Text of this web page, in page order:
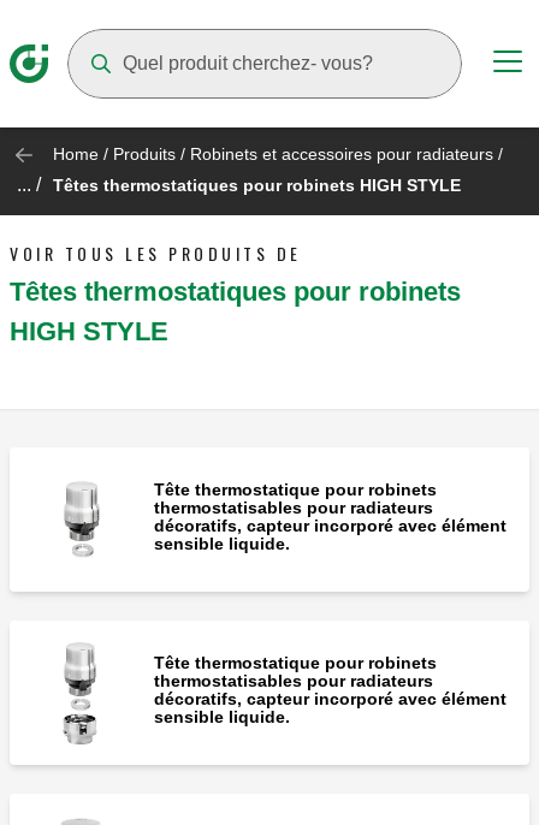
Home / Produits / Robinets et accessoires pour radiateurs /
... / Têtes thermostatiques pour robinets HIGH STYLE
VOIR TOUS LES PRODUITS DE
Têtes thermostatiques pour robinets
HIGH STYLE
Tête thermostatique pour robinets
thermostatisables pour radiateurs
décoratifs, capteur incorporé avec élément
sensible liquide.
Tête thermostatique pour robinets
thermostatisables pour radiateurs
décoratifs, capteur incorporé avec élément
sensible liquide.